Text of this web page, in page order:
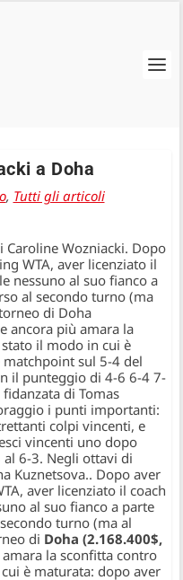
a Doha
, Tutti gli articoli
Wozniacki. Dopo
WTA, aver licenziato il
nessuno al suo fianco a
al secondo turno (ma
di Doha
ancora più amara la
il modo in cui è
sul 5-4 del
il punteggio di 4-6 6-4 7-
di Tomas
i punti importanti:
colpi vincenti, e
vincenti uno dopo
6-3. Negli ottavi di
Kuznetsova.. Dopo aver
aver licenziato il coach
al suo fianco a parte
turno (ma al
di Doha (2.168.400$,
la sconfitta contro
è maturata: dopo aver